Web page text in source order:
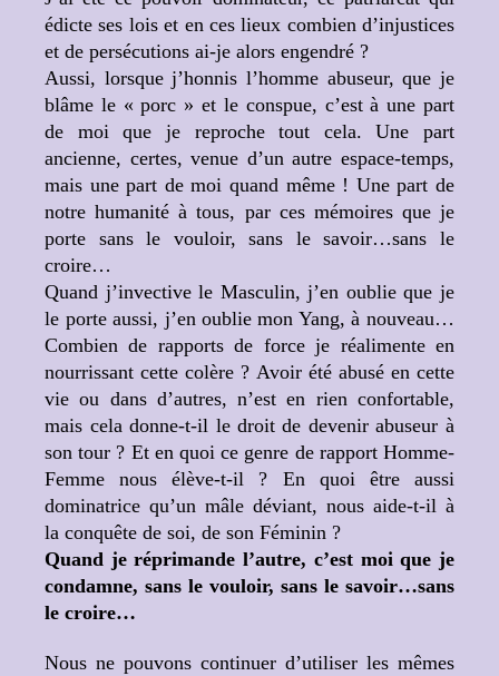
édicte ses lois et en ces lieux combien d’injustices
et de persécutions ai-je alors engendré ?
Aussi, lorsque j’honnis l’homme abuseur, que je
blâme le « porc » et le conspue, c’est à une part
de moi que je reproche tout cela. Une part
ancienne, certes, venue d’un autre espace-temps,
mais une part de moi quand même ! Une part de
notre humanité à tous, par ces mémoires que je
porte sans le vouloir, sans le savoir…sans le
croire…
Quand j’invective le Masculin, j’en oublie que je
le porte aussi, j’en oublie mon Yang, à nouveau…
Combien de rapports de force je réalimente en
nourrissant cette colère ? Avoir été abusé en cette
vie ou dans d’autres, n’est en rien confortable,
mais cela donne-t-il le droit de devenir abuseur à
son tour ? Et en quoi ce genre de rapport Homme-
Femme nous élève-t-il ? En quoi être aussi
dominatrice qu’un mâle déviant, nous aide-t-il à
la conquête de soi, de son Féminin ?
Quand je réprimande l’autre, c’est moi que je
condamne, sans le vouloir, sans le savoir…sans
le croire…
Nous ne pouvons continuer d’utiliser les mêmes